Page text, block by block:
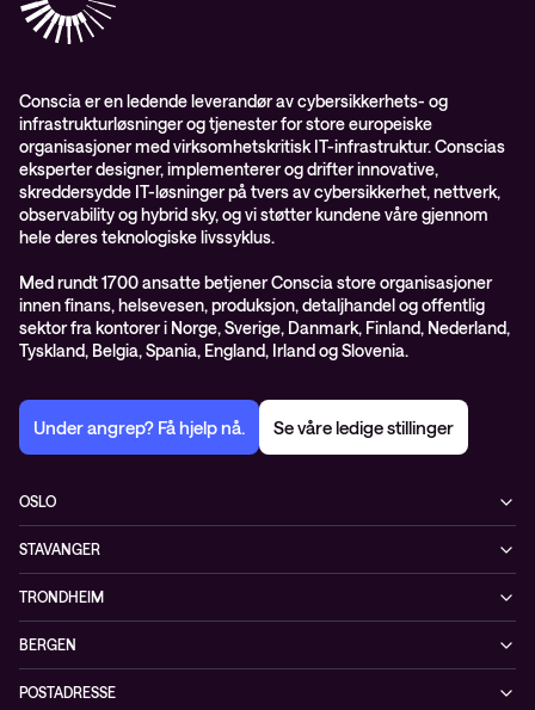
Conscia er en ledende leverandør av cybersikkerhets- og
infrastrukturløsninger og tjenester for store europeiske
organisasjoner med virksomhetskritisk IT-infrastruktur. Conscias
eksperter designer, implementerer og drifter innovative,
skreddersydde IT-løsninger på tvers av cybersikkerhet, nettverk,
observability og hybrid sky, og vi støtter kundene våre gjennom
hele deres teknologiske livssyklus.
Med rundt 1700 ansatte betjener Conscia store organisasjoner
innen finans, helsevesen, produksjon, detaljhandel og offentlig
sektor fra kontorer i Norge, Sverige, Danmark, Finland, Nederland,
Tyskland, Belgia, Spania, England, Irland og Slovenia.
Under angrep? Få hjelp nå. Se våre ledige stillinger
OSLO
0185 Oslo
Norge
STAVANGER
4020 Stavanger
Norge
TRONDHEIM
7069 Trondheim
Norge
BERGEN
5014 Bergen
POSTADRESSE